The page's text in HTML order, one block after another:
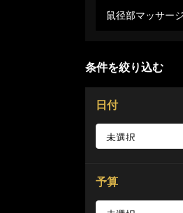
鼠径部マッサージ
条件を絞り込む
日付
予算